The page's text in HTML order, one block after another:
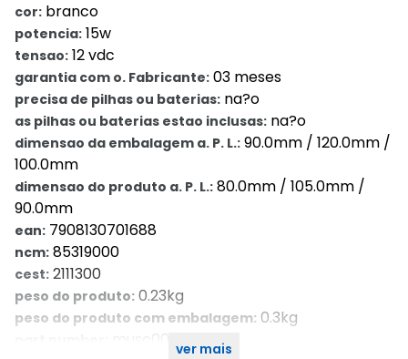
cor: branco
potencia: 15w
tensao: 12 vdc
garantia com o. Fabricante: 03 meses
precisa de pilhas ou baterias: na?o
as pilhas ou baterias estao inclusas: na?o
dimensao da embalagem a. P. L.: 90.0mm / 120.0mm /
100.0mm
dimensao do produto a. P. L.: 80.0mm / 105.0mm /
90.0mm
ean: 7908130701688
ncm: 85319000
cest: 2111300
peso do produto: 0.23kg
peso do produto com embalagem: 0.3kg
musc0009ver mais